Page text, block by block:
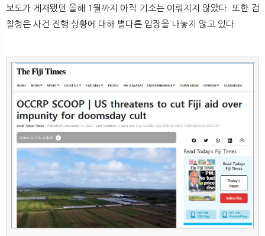
보도가 게재됐던 올해 1월까지 아직 기소는 이뤄지지 않았다. 또한 검
찰청은 사건 진행 상황에 대해 별다른 입장을 내놓지 않고 있다.